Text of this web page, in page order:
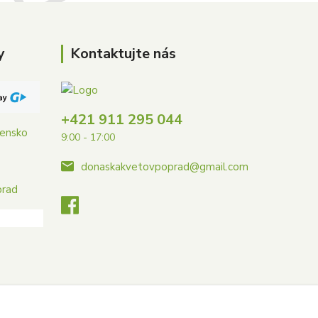
Kontaktujte nás
+421 911 295 044
9:00 - 17:00
donaskakvetovpoprad@gmail.com